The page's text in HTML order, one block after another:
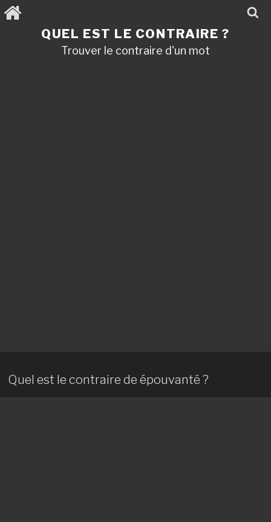
Aller
au
QUEL EST LE CONTRAIRE ?
Trouver le contraire d'un mot
Quel est le contraire de épouvanté ?